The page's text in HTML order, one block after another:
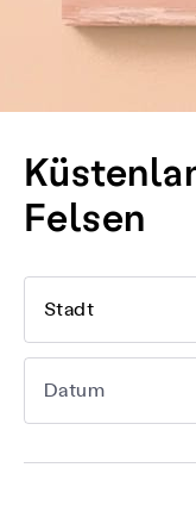
Felsen
Stadt
Datum